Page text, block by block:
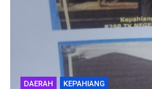
DAERAH KEPAHIANG